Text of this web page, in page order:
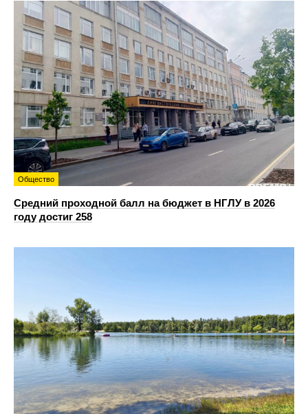
Общество
Средний проходной балл на бюджет в НГЛУ в 2026
году достиг 258